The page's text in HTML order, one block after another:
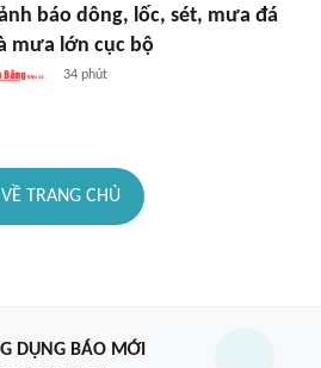
báo dông, lốc, sét, mưa đá
mưa lớn cục bộ
34 phút
VỀ TRANG CHỦ
DỤNG BÁO MỚI